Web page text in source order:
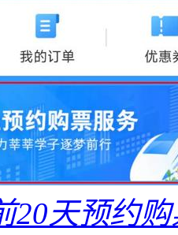
20天预约